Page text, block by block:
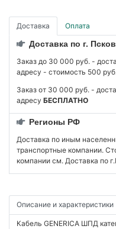
Доставка Оплата
Доставка по г. Псков
Заказ до 30 000 руб. -
адресу - стоимость 500
Заказ от 30 000 руб. -
адресу БЕСПЛАТНО
Регионы РФ
Доставка по иным
транспортные компании.
компании см. Доставка по
Описание и характеристики
Кабель GENERICA ШПД